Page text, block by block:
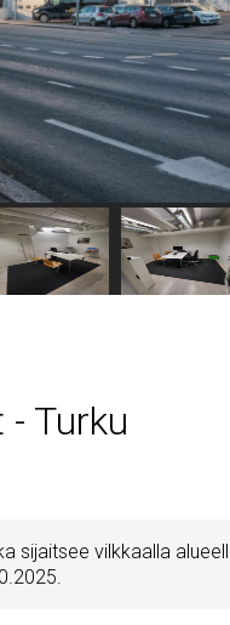
Turku
sijaitsee vilkkaalla